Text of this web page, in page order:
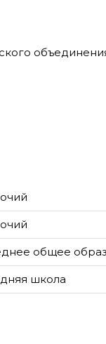
общее
школа